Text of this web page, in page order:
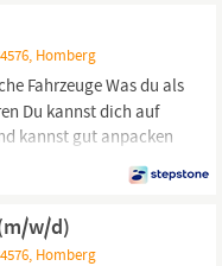
Homberg
Fahrzeuge Was du als
Du kannst dich auf
kannst gut anpacken
Postbote bei
den Menschen in
Dabei lässt du dir von
w/d)
Homberg